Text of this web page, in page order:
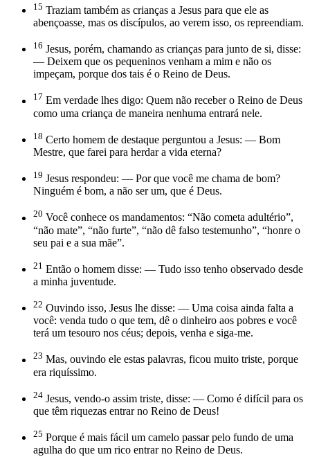
15 Traziam também as crianças a Jesus para que ele as
abençoasse, mas os discípulos, ao verem isso, os repreendiam.
16 Jesus, porém, chamando as crianças para junto de si, disse:
— Deixem que os pequeninos venham a mim e não os
impeçam, porque dos tais é o Reino de Deus.
17 Em verdade lhes digo: Quem não receber o Reino de Deus
como uma criança de maneira nenhuma entrará nele.
18 Certo homem de destaque perguntou a Jesus: — Bom
Mestre, que farei para herdar a vida eterna?
19 Jesus respondeu: — Por que você me chama de bom?
Ninguém é bom, a não ser um, que é Deus.
20 Você conhece os mandamentos: “Não cometa adultério”,
“não mate”, “não furte”, “não dê falso testemunho”, “honre o
seu pai e a sua mãe”.
21 Então o homem disse: — Tudo isso tenho observado desde
a minha juventude.
22 Ouvindo isso, Jesus lhe disse: — Uma coisa ainda falta a
você: venda tudo o que tem, dê o dinheiro aos pobres e você
terá um tesouro nos céus; depois, venha e siga-me.
23 Mas, ouvindo ele estas palavras, ficou muito triste, porque
era riquíssimo.
24 Jesus, vendo-o assim triste, disse: — Como é difícil para os
que têm riquezas entrar no Reino de Deus!
25 Porque é mais fácil um camelo passar pelo fundo de uma
agulha do que um rico entrar no Reino de Deus.